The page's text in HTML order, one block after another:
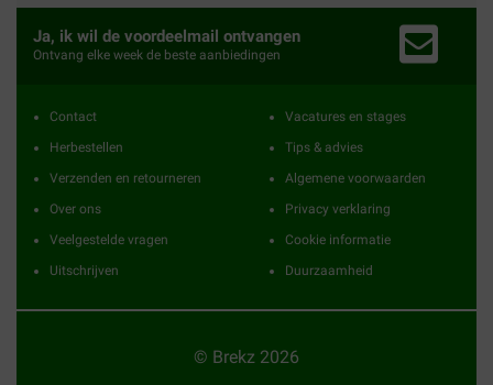
Ja, ik wil de voordeelmail ontvangen
Ontvang elke week de beste aanbiedingen
Contact
Herbestellen
Verzenden en retourneren
Over ons
Veelgestelde vragen
Uitschrijven
Vacatures en stages
Tips & advies
Algemene voorwaarden
Privacy verklaring
Cookie informatie
Duurzaamheid
© Brekz 2026